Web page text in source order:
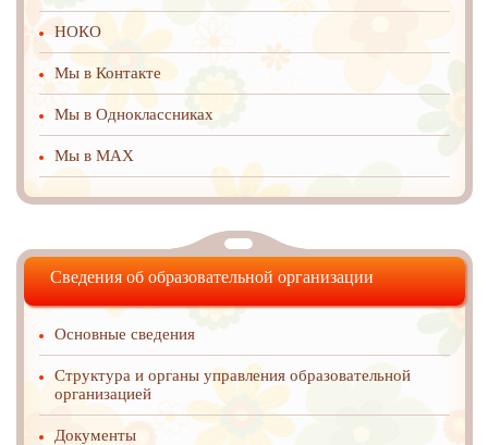
НОКО
Мы в Контакте
Мы в Одноклассниках
Мы в MAX
Сведения об образовательной организации
Основные сведения
Структура и органы управления образовательной
организацией
Документы